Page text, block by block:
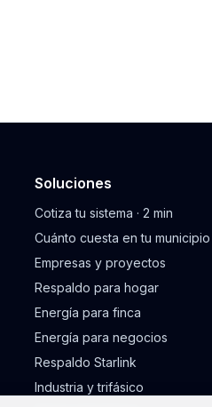
Soluciones
Cotiza tu sistema · 2 min
Cuánto cuesta en tu municipio
Empresas y proyectos
Respaldo para hogar
Energía para finca
Energía para negocios
Respaldo Starlink
Industria y trifásico